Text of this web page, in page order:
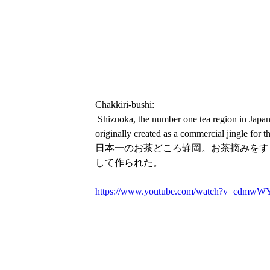
Chakkiri-bushi:
originally created as a commercial jingle for
日本一のお茶どころ静岡。お茶摘みを
して作られた。
https://www.youtube.com/